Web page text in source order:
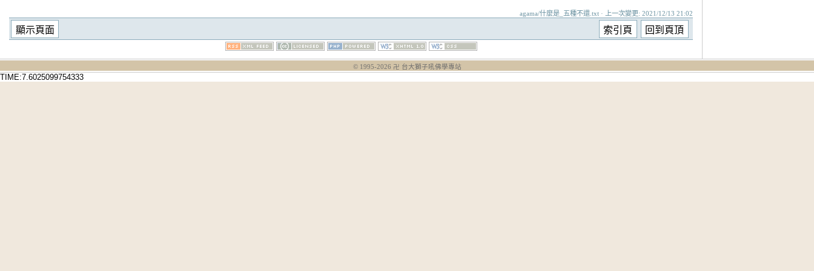
agama/什麼是_五種不還.txt · 上一次變更: 2021/12/13 21:02
© 1995-2026 卍 台大獅子吼佛學專站
TIME:7.6025099754333